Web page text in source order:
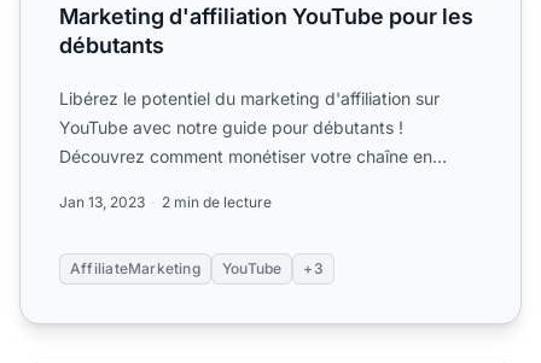
Marketing d'affiliation YouTube pour les
débutants
Libérez le potentiel du marketing d'affiliation sur
YouTube avec notre guide pour débutants !
Découvrez comment monétiser votre chaîne en
Jan 13, 2023 2 min de lecture
AffiliateMarketing YouTube +3